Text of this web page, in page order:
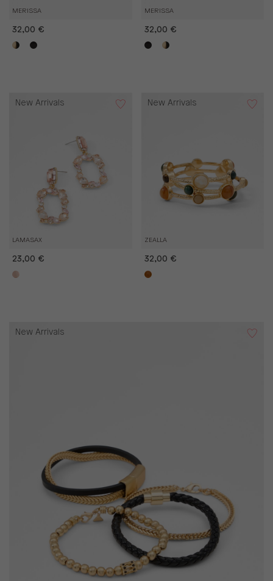
MERISSA
32,00 €
MERISSA
32,00 €
LAMASAX
New Arrivals
23,00 €
ZEALLA
New Arrivals
32,00 €
New Arrivals